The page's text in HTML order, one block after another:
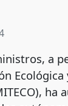
a
Ecológica
ha